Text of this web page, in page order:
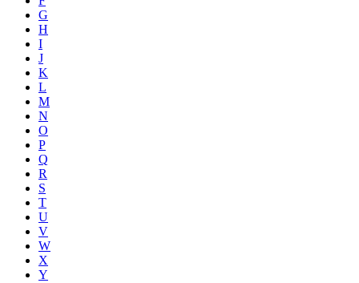
G
H
I
J
K
L
M
N
O
P
Q
R
S
T
U
V
W
X
Y